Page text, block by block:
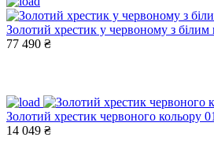
Золотий хрестик у червоному з білим
77 490 ₴
Золотий хрестик червоного кольору
14 049 ₴